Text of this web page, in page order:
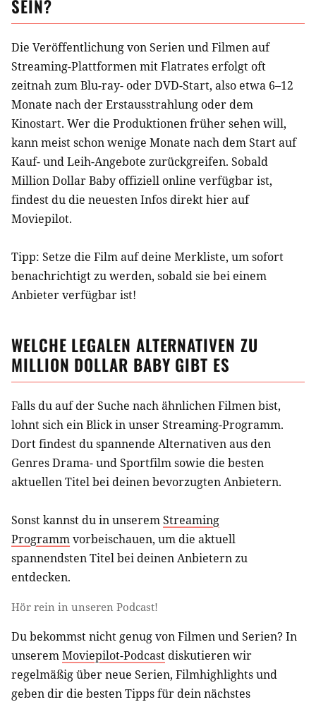
SEIN?
Die Veröffentlichung von Serien und Filmen auf
Streaming-Plattformen mit Flatrates erfolgt oft
zeitnah zum Blu-ray- oder DVD-Start, also etwa 6–12
Monate nach der Erstausstrahlung oder dem
Kinostart. Wer die Produktionen früher sehen will,
kann meist schon wenige Monate nach dem Start auf
Kauf- und Leih-Angebote zurückgreifen. Sobald
Million Dollar Baby offiziell online verfügbar ist,
findest du die neuesten Infos direkt hier auf
Moviepilot.
Tipp: Setze die Filmauf deine Merkliste, um sofort
benachrichtigt zu werden, sobald sie bei einem
Anbieter verfügbar ist!
WELCHE LEGALEN ALTERNATIVEN ZU
MILLION DOLLAR BABY GIBT ES
Falls du auf der Suche nach ähnlichenFilmenbist,
lohnt sich ein Blick in unser Streaming-Programm.
Dort findest du spannende Alternativen aus den
Genres Drama- und Sportfilmsowie die besten
aktuellen Titel bei deinen bevorzugten Anbietern.
Sonst kannst du in unseremStreaming
Programmvorbeischauen, um die aktuell
spannendsten Titel bei deinen Anbietern zu
entdecken.
Hör rein in unseren Podcast!
Du bekommst nicht genug von Filmen und Serien? In
unseremMoviepilot-Podcast diskutieren wir
regelmäßig über neue Serien, Filmhighlights und
geben dir die besten Tipps für dein nächstes